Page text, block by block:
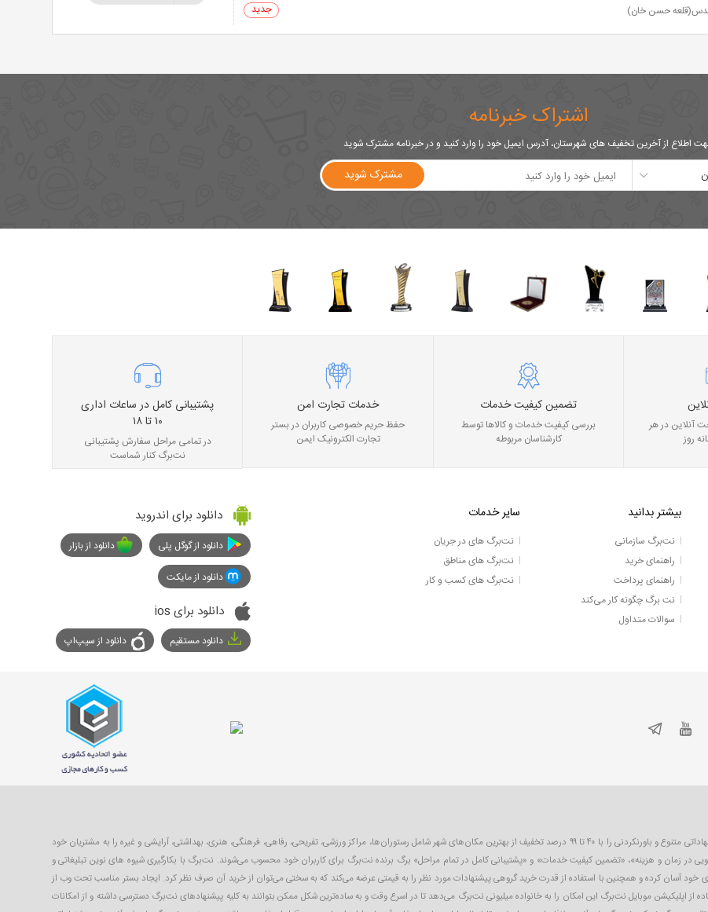
حسن خان) 0 خرید
اشتراک خبرنامه
اطلاع از آخرین تخفیف های شهرستان، آدرس ایمیل خود را وارد کنید و در خبرنامه مشترک شوید
مشترک شوید
آنلاین در هر
روز
تضمین کیفیت خدمات
بررسی کیفیت خدمات و کالاها توسط
کارشناسان مربوطه
خدمات تجارت امن
حفظ حریم خصوصی کاربران در بستر
تجارت الکترونیک ایمن
پشتیبانی کامل در ساعات اداری
۱۰ تا ۱۸
در تمامی مراحل سفارش پشتیبانی
نت‌برگ کنار شماست
دانلود برای اندروید
دانلود از گوگل پلی
دانلود از بازار
دانلود از مایکت
دانلود برای ios
دانلود مستقیم دانلود از سیپ‌اپ
بیشتر بدانید
نت‌برگ سازمانی
راهنمای خرید
راهنمای پرداخت
نت برگ چگونه کار می‌کند
سوالات متداول
سایر خدمات
نت‌برگ های در جریان
نت‌برگ های مناطق
نت‌برگ های کسب و کار
نت‌برگ اولین و بزرگترین سایت تخفیف گروهی در ایران است که به صورت روزانه پیشنهاداتی متنوع و باورنکردنی را با ۴۰ تا ۹۹ درصد تخفیف از بهترین مکان‌های شهر شامل رستوران‌ها، مراکز ورزشی، تفریحی، رفاهی، فرهنگی، هنری، بهداشتی، آرایشی و غیره را به مشتریان خود
در زمان و هزینه»، «تضمین کیفیت خدمات» و «پشتیبانی کامل در تمام مراحل» برگ برنده نت‌برگ برای کاربران خود محسوب می‌شوند. نت‌برگ با بکارگیری شیوه های نوین تبلیغاتی و
خود آسان کرده و همچنین با استفاده از قدرت خرید گروهی پیشنهادات مورد نظر را به قیمتی عرضه می‌کند که به سختی می‌توان از خرید آن صرف نظر کرد. ایجاد بستر مناسب تحت وب از
اپلیکیشن موبایل نت‌برگ این امکان را به خانواده میلیونی نت‌برگ می‌دهد تا در اسرع وقت و به ساده‌ترین شکل ممکن بتوانند به کلیه پیشنهادهای نت‌برگ دسترسی داشته و از امکانات